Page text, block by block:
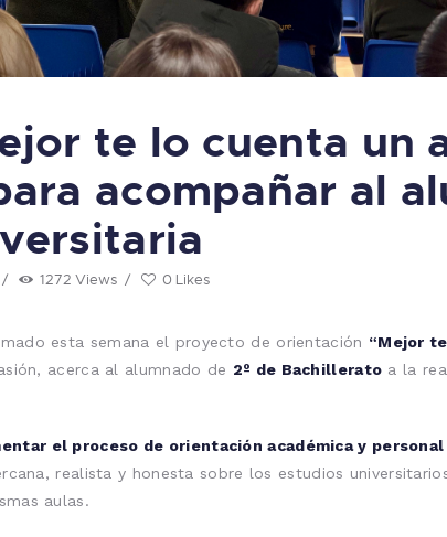
te lo cuenta un
acompañar al
1272 Views 0 Likes
esta semana el proyecto de orientación “Mejor
acerca al alumnado de 2º de Bachillerato a la
el proceso de orientación académica y personal
realista y honesta sobre los estudios
aulas.